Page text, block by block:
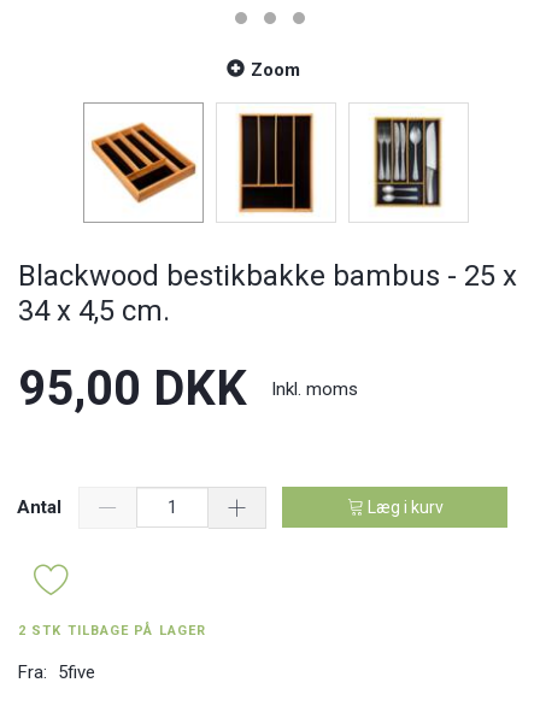
Zoom
Blackwood bestikbakke bambus - 25 x
34 x 4,5 cm.
95,00 DKK Inkl. moms
Antal Læg i kurv
2 STK TILBAGE PÅ LAGER
Fra: 5five